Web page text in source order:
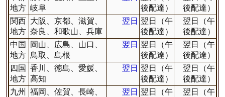
地方 岐阜
後配達）
後配達）
関西
地方
大阪、京都、滋賀、
奈良、和歌山、兵庫
翌日 翌日（午
後配達）
翌日（午
後配達）
中国
地方
岡山、広島、山口、
鳥取、島根
翌日 翌日（午
後配達）
翌日（午
後配達）
四国
地方
香川、徳島、愛媛、
高知
翌日 翌日（午
後配達）
翌日（午
後配達）
九州
福岡、佐賀、長崎、
翌日 翌日（午
翌日（午